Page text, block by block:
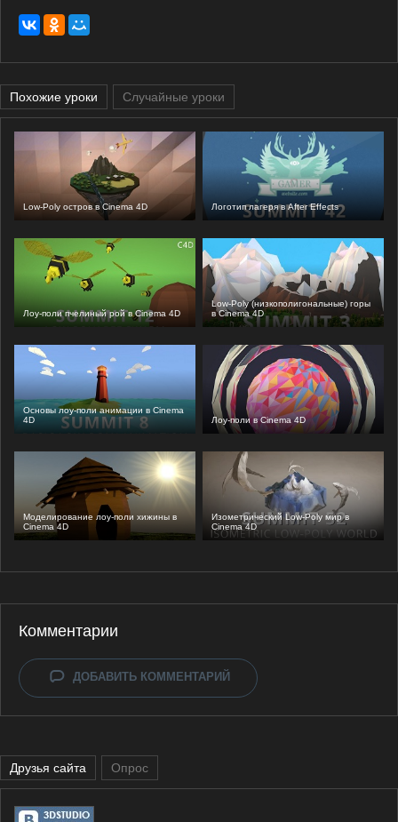
Похожие уроки Случайные уроки
Low-Poly остров в Cinema 4D Логотип лагеря в After Effects
Лоу-поли пчелиный рой в Cinema 4D
Low-Poly (низкополигональные) горы
в Cinema 4D
Основы лоу-поли анимации в Cinema
4D
Лоу-поли в Cinema 4D
Моделирование лоу-поли хижины в
Cinema 4D
Изометрический Low-Poly мир в
Cinema 4D
Комментарии
ДОБАВИТЬ КОММЕНТАРИЙ
Друзья сайта Опрос